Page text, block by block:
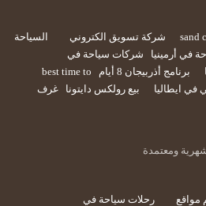
sand شركة تسويق الكتروني
السياحة
في أرمينيا
شركات سياحة في
برنامج أذربيجان 8 أيام
best time to
في ايطاليا بيع رولكس دايتونا
غرف
ومعتمدة
رحلات سياحة في